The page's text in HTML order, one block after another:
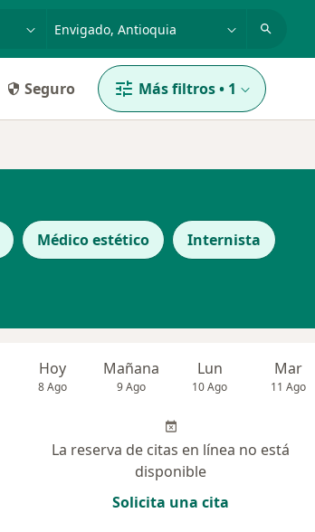
Seguro Más filtros• 1
Médico estético Internista
Hoy
8 Ago
Mañana
9 Ago
Lun
10 Ago
Mar
11 Ago
La reserva de citas en línea no está
disponible
Solicita una cita